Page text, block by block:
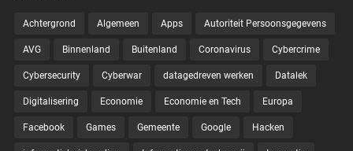
Achtergrond Algemeen Apps Autoriteit Persoonsgegevens
AVG Binnenland Buitenland Coronavirus Cybercrime
Cybersecurity Cyberwar datagedreven werken Datalek
Digitalisering Economie Economie en Tech Europa
Facebook Games Gemeente Google Hacken